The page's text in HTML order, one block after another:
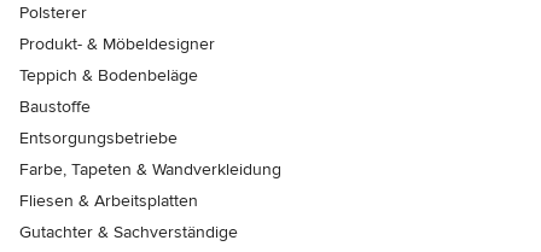
Polsterer
Produkt- & Möbeldesigner
Teppich & Bodenbeläge
Baustoffe
Entsorgungsbetriebe
Farbe, Tapeten & Wandverkleidung
Fliesen & Arbeitsplatten
Gutachter & Sachverständige